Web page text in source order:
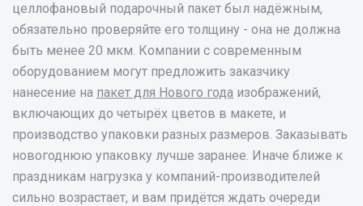
целлофановый подарочный пакет был надёжным,
обязательно проверяйте его толщину - она не должна
быть менее 20 мкм. Компании с современным
оборудованием могут предложить заказчику
нанесение на пакет для Нового года изображений,
включающих до четырёх цветов в макете, и
производство упаковки разных размеров. Заказывать
новогоднюю упаковку лучше заранее. Иначе ближе к
праздникам нагрузка у компаний-производителей
сильно возрастает, и вам придётся ждать очереди